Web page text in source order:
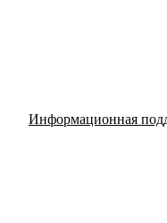
Информационная